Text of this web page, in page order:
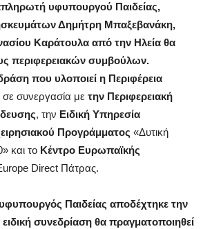
υφυπουργού Παιδείας,
Δημήτρη Μπαξεβανάκη,
Καράτουλα από την Ηλεία θα
περιφερειακών συμβούλων.
που υλοποιεί η Περιφέρεια
σε συνεργασία με την Περιφερειακή
, την Ειδική Υπηρεσία
Προγράμματος «Δυτική
και το Κέντρο Ευρωπαϊκής
Direct Πάτρας.
Παιδείας αποδέχτηκε την
συνεδρίαση θα πραγματοποιηθεί